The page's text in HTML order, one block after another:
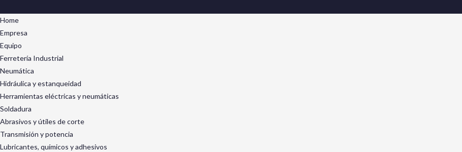
Home
Empresa
Equipo
Ferretería Industrial
Neumática
Hidráulica y estanqueidad
Herramientas eléctricas y neumáticas
Soldadura
Abrasivos y útiles de corte
Transmisión y potencia
Lubricantes, químicos y adhesivos